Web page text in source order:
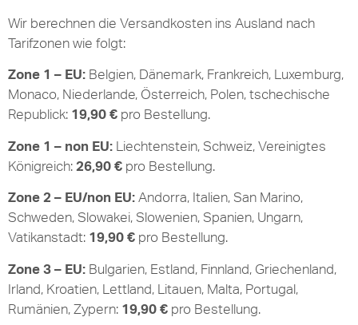
Wir berechnen die Versandkosten ins Ausland nach
Tarifzonen wie folgt:
Zone 1 – EU: Belgien, Dänemark, Frankreich, Luxemburg,
Monaco, Niederlande, Österreich, Polen, tschechische
Republick: 19,90 € pro Bestellung.
Zone 1 – non EU: Liechtenstein, Schweiz, Vereinigtes
Königreich: 26,90 € pro Bestellung.
Zone 2 – EU/non EU: Andorra, Italien, San Marino,
Schweden, Slowakei, Slowenien, Spanien, Ungarn,
Vatikanstadt: 19,90 € pro Bestellung.
Zone 3 – EU: Bulgarien, Estland, Finnland, Griechenland,
Irland, Kroatien, Lettland, Litauen, Malta, Portugal,
Rumänien, Zypern: 19,90 € pro Bestellung.